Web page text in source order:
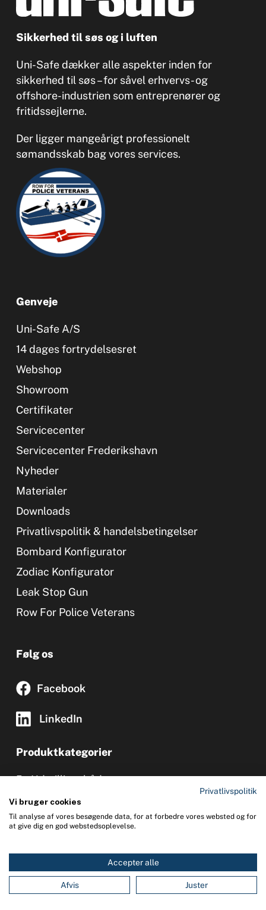
Sikkerhed til søs og i luften
Uni-Safe dækker alle aspekter inden for
sikkerhed til søs – for såvel erhvervs- og
offshore-industrien som entreprenører og
fritidssejlerne.
Der ligger mangeårigt professionelt
sømandsskab bag vores services.
Genveje
Uni-Safe A/S
14 dages fortrydelsesret
Webshop
Showroom
Certifikater
Servicecenter
Servicecenter Frederikshavn
Nyheder
Materialer
Downloads
Privatlivspolitik & handelsbetingelser
Bombard Konfigurator
Zodiac Konfigurator
Leak Stop Gun
Row For Police Veterans
Følg os
Facebook
LinkedIn
Produktkategorier
Udstillingsbåde
SOLAS og sikkerhedsmateriale
RIB og gummibåde
Privatlivspolitik
Vi bruger cookies
Til analyse af vores besøgende data, for at forbedre vores websted og for
at give dig en god webstedsoplevelse.
Accepter alle
Afvis Juster